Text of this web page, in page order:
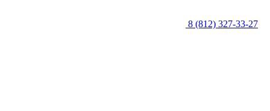
8 (812) 327-33-27